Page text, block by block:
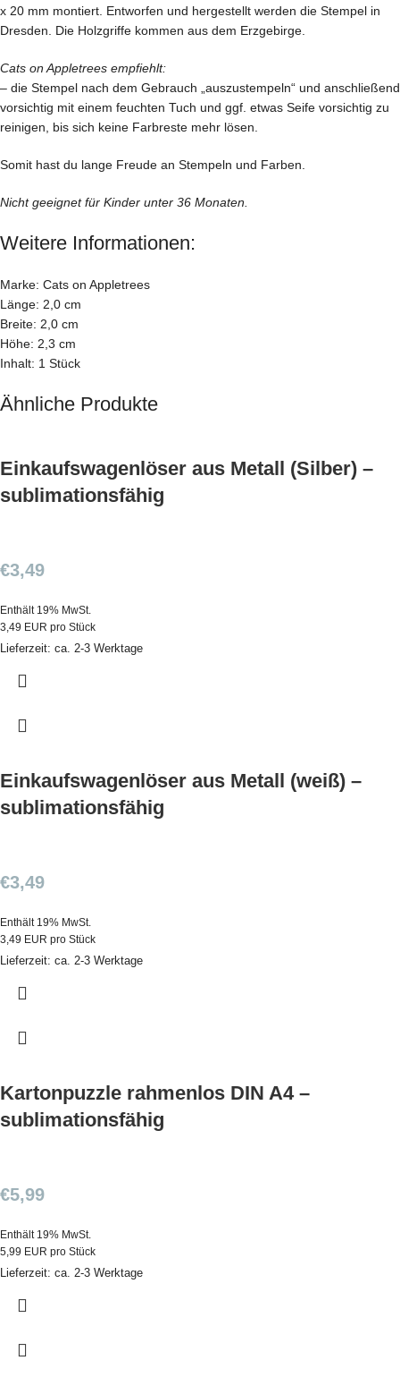
x 20 mm montiert. Entworfen und hergestellt werden die Stempel in
Dresden. Die Holzgriffe kommen aus dem Erzgebirge.
Cats on Appletrees empfiehlt:
– die Stempel nach dem Gebrauch „auszustempeln“ und anschließend
vorsichtig mit einem feuchten Tuch und ggf. etwas Seife vorsichtig zu
reinigen, bis sich keine Farbreste mehr lösen.
Somit hast du lange Freude an Stempeln und Farben.
Nicht geeignet für Kinder unter 36 Monaten.
Weitere Informationen:
Marke: Cats on Appletrees
Länge: 2,0 cm
Breite: 2,0 cm
Höhe: 2,3 cm
Inhalt: 1 Stück
Ähnliche Produkte
Einkaufswagenlöser aus Metall (Silber) –
sublimationsfähig
€3,49
Enthält 19% MwSt.
3,49 EUR pro Stück
Lieferzeit: ca. 2-3 Werktage
Einkaufswagenlöser aus Metall (weiß) –
sublimationsfähig
€3,49
Enthält 19% MwSt.
3,49 EUR pro Stück
Lieferzeit: ca. 2-3 Werktage
Kartonpuzzle rahmenlos DIN A4 –
sublimationsfähig
€5,99
Enthält 19% MwSt.
5,99 EUR pro Stück
Lieferzeit: ca. 2-3 Werktage